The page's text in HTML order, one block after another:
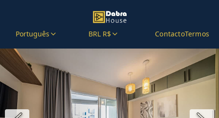
Português BRL R$ ContactoTermos